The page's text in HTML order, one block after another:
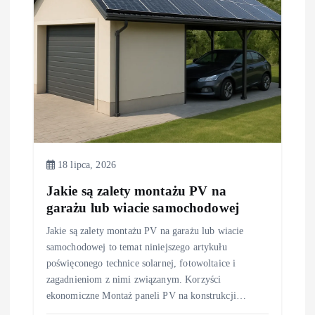
18 lipca, 2026
Jakie są zalety montażu PV na
garażu lub wiacie samochodowej
Jakie są zalety montażu PV na garażu lub wiacie
samochodowej to temat niniejszego artykułu
poświęconego technice solarnej, fotowoltaice i
zagadnieniom z nimi związanym. Korzyści
ekonomiczne Montaż paneli PV na konstrukcji…